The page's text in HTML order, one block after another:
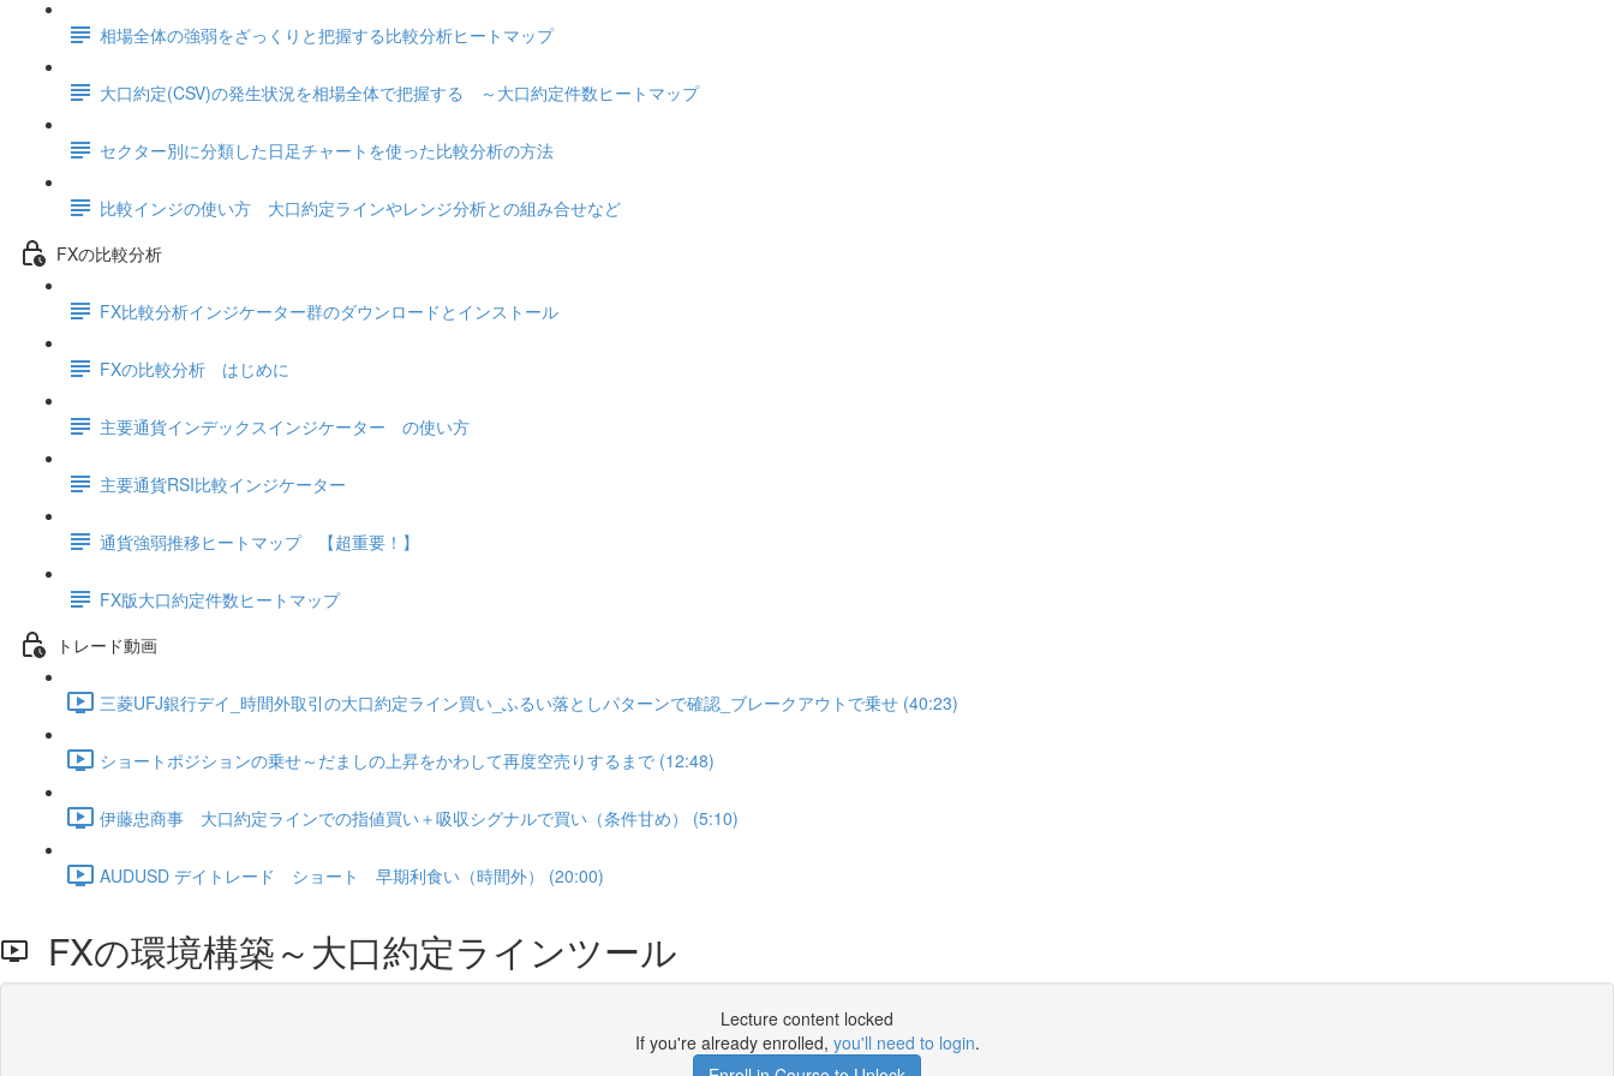
相場全体の強弱をざっくりと把握する比較分析ヒートマップ
大口約定(CSV)の発生状況を相場全体で把握する ～大口約定件数ヒートマップ
セクター別に分類した日足チャートを使った比較分析の方法
比較インジの使い方 大口約定ラインやレンジ分析との組み合せなど
FXの比較分析
FX比較分析インジケーター群のダウンロードとインストール
FXの比較分析 はじめに
主要通貨インデックスインジケーター の使い方
主要通貨RSI比較インジケーター
通貨強弱推移ヒートマップ 【超重要！】
FX版大口約定件数ヒートマップ
トレード動画
三菱UFJ銀行デイ_時間外取引の大口約定ライン買い_ふるい落としパターンで確認_ブレークアウトで乗せ (40:23)
ショートポジションの乗せ～だましの上昇をかわして再度空売りするまで (12:48)
伊藤忠商事 大口約定ラインでの指値買い＋吸収シグナルで買い（条件甘め） (5:10)
AUDUSD デイトレード ショート 早期利食い（時間外） (20:00)
FXの環境構築～大口約定ラインツール
Lecture content locked
If you're already enrolled, you'll need to login.